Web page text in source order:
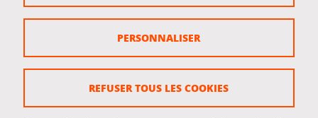
Gestion des cookies
Accessibilité : non conforme
REFUSER TOUS LES COOKIES
PERSONNALISER